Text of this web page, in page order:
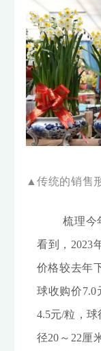
▲传统的销售
梳理今
看到，2023
价格较去年
球收购价7.0
4.5元/粒，
径20～22厘